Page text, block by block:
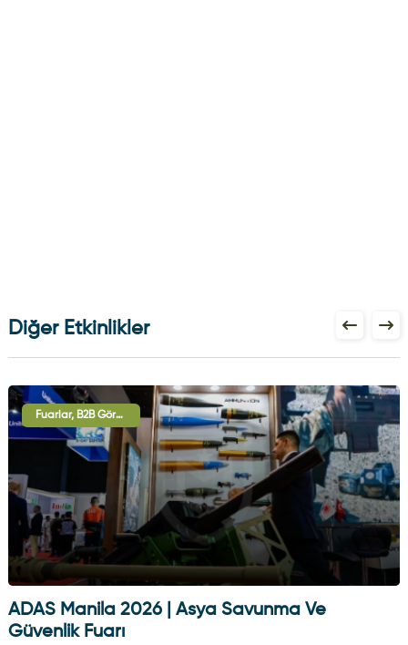
Diğer Etkinlikler
Fuarlar, B2B Görüşmeleri, Uluslararası İşbirliği Oturumları, Sergi - Gösteri
ADAS Manila 2026 | Asya Savunma Ve
Güvenlik Fuarı